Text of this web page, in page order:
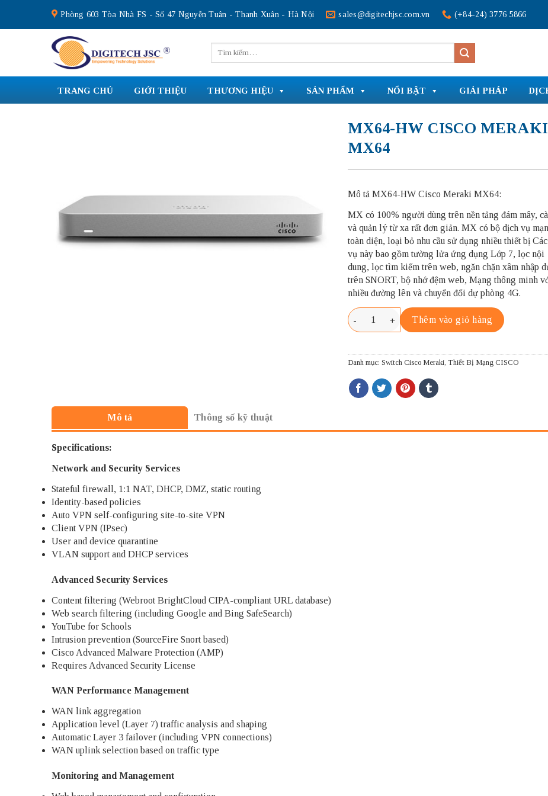
content
Phòng 603 Tòa Nhà FS - Số 47 Nguyễn Tuân - Thanh Xuân - Hà Nội sales@digitechjsc.com.vn (+84-24) 3776 5866
kiếm:
TRANG CHỦ GIỚI THIỆU THƯƠNG HIỆU SẢN PHẨM NỔI BẬT GIẢI PHÁP
MX64-HW CISCO MERAKI
MX64
Mô tả MX64-HW Cisco Meraki MX64:
MX có 100% người dùng trên nền tảng đám mây,
và quản lý từ xa rất đơn giản. MX có bộ dịch vụ
toàn diện, loại bỏ nhu cầu sử dụng nhiều thiết bị
vụ này bao gồm tường lửa ứng dụng Lớp 7, lọc nội
dung, lọc tìm kiếm trên web, ngăn chặn xâm nhập
trên SNORT, bộ nhớ đệm web, Mạng thông minh
nhiều đường lên và chuyển đổi dự phòng 4G.
MX64-HW CISCO MERAKI MX64 số lượng
Thêm vào giỏ hàng
Danh mục: Switch Cisco Meraki, Thiết Bị Mạng CISCO
Mô tả Thông số kỹ thuật
Specifications:
Network and Security Services
Stateful firewall, 1:1 NAT, DHCP, DMZ, static routing
Identity-based policies
Auto VPN self-configuring site-to-site VPN
Client VPN (IPsec)
User and device quarantine
VLAN support and DHCP services
Advanced Security Services
Content filtering (Webroot BrightCloud CIPA-compliant URL database)
Web search filtering (including Google and Bing SafeSearch)
YouTube for Schools
Intrusion prevention (SourceFire Snort based)
Cisco Advanced Malware Protection (AMP)
Requires Advanced Security License
WAN Performance Management
WAN link aggregation
Application level (Layer 7) traffic analysis and shaping
Automatic Layer 3 failover (including VPN connections)
WAN uplink selection based on traffic type
Monitoring and Management